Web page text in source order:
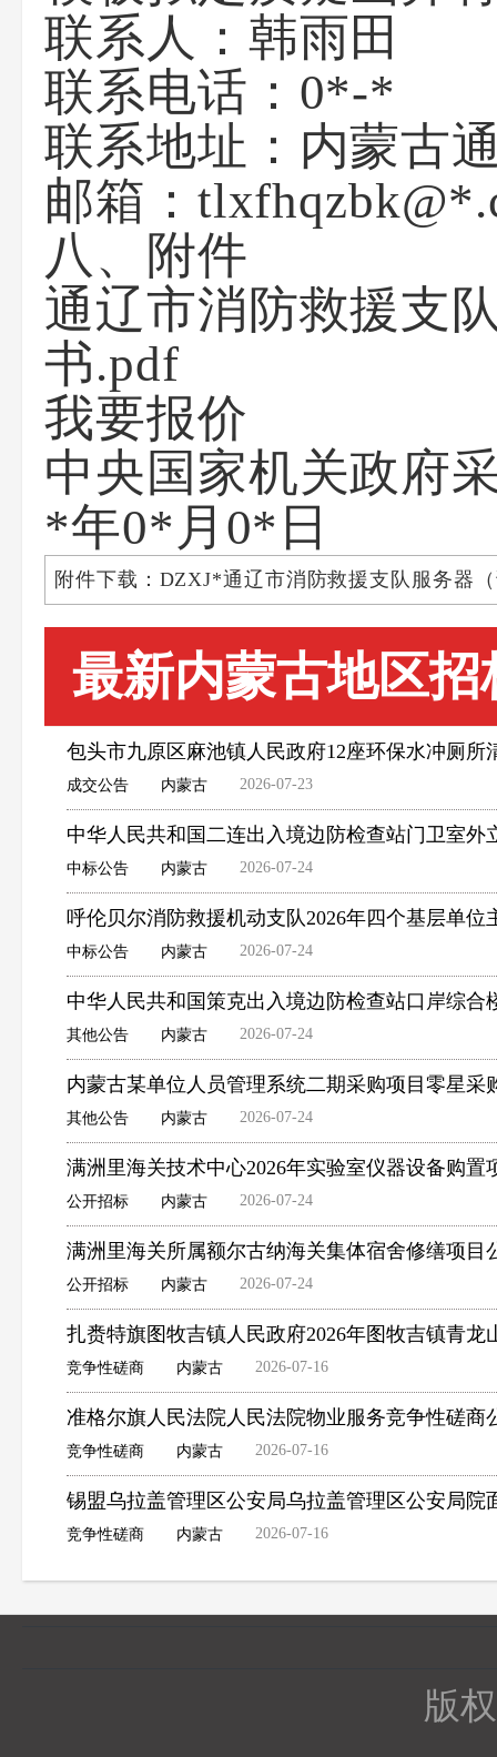
联系人： 韩雨田
联系电话： 0*-*
联系地址： 内蒙古
邮箱：
八、附件
通辽市消防救援支
书.pdf
我要报价
中央国家机关政府
*年0*月0*日
附件下载：DZXJ*通辽市消防救援支队服务器
最新内蒙古地区招
包头市九原区麻池镇人民政府12座环保水冲厕
成交公告 内蒙古 2026-07-23
中华人民共和国二连出入境边防检查站门卫室外
中标公告 内蒙古 2026-07-24
呼伦贝尔消防救援机动支队2026年四个基层单
中标公告 内蒙古 2026-07-24
中华人民共和国策克出入境边防检查站口岸综
其他公告 内蒙古 2026-07-24
内蒙古某单位人员管理系统二期采购项目零星采
其他公告 内蒙古 2026-07-24
满洲里海关技术中心2026年实验室仪器设备购置
公开招标 内蒙古 2026-07-24
满洲里海关所属额尔古纳海关集体宿舍修缮项目
公开招标 内蒙古 2026-07-24
扎赉特旗图牧吉镇人民政府2026年图牧吉镇青
竞争性磋商 内蒙古 2026-07-16
准格尔旗人民法院人民法院物业服务竞争性磋商
竞争性磋商 内蒙古 2026-07-16
锡盟乌拉盖管理区公安局乌拉盖管理区公安局院
竞争性磋商 内蒙古 2026-07-16
版